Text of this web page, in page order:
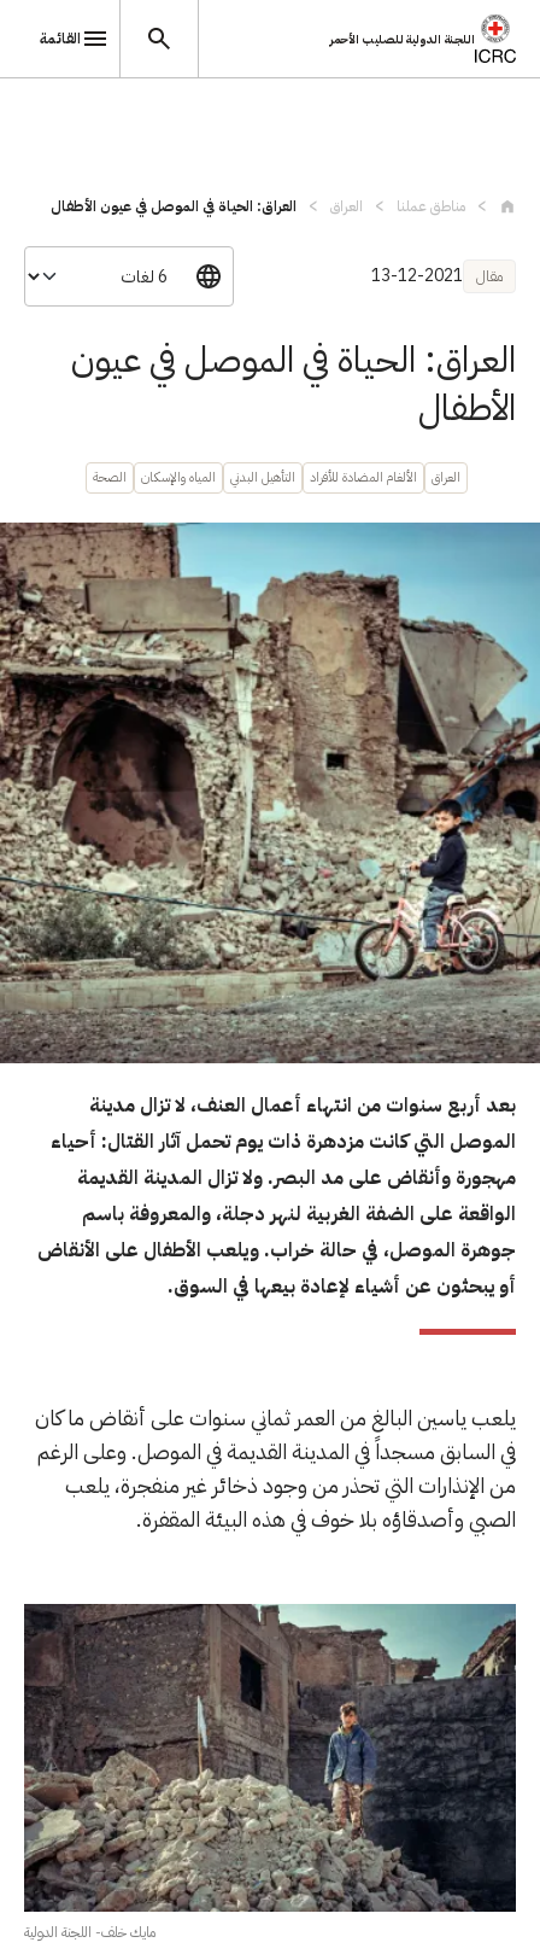
اللجنة الدولية للصليب الأحمر القائمة
مناطق عملنا العراق العراق: الحياة في الموصل في عيون الأطفال
مقال 13-12-2021
العراق: الحياة في الموصل في عيون
الأطفال
العراق الألغام المضادة للأفراد التأهيل البدني المياه والإسكان الصحة
بعد أربع سنوات من انتهاء أعمال العنف، لا تزال مدينة
الموصل التي كانت مزدهرة ذات يوم تحمل آثار القتال: أحياء
مهجورة وأنقاض على مد البصر. ولا تزال المدينة القديمة
الواقعة على الضفة الغربية لنهر دجلة، والمعروفة باسم
جوهرة الموصل، في حالة خراب. ويلعب الأطفال على الأنقاض
أو يبحثون عن أشياء لإعادة بيعها في السوق.
يلعب ياسين البالغ من العمر ثماني سنوات على أنقاض ما كان
في السابق مسجداً في المدينة القديمة في الموصل. وعلى الرغم
من الإنذارات التي تحذر من وجود ذخائر غير منفجرة، يلعب
الصبي وأصدقاؤه بلا خوف في هذه البيئة المقفرة.
مايك خلف- اللجنة الدولية